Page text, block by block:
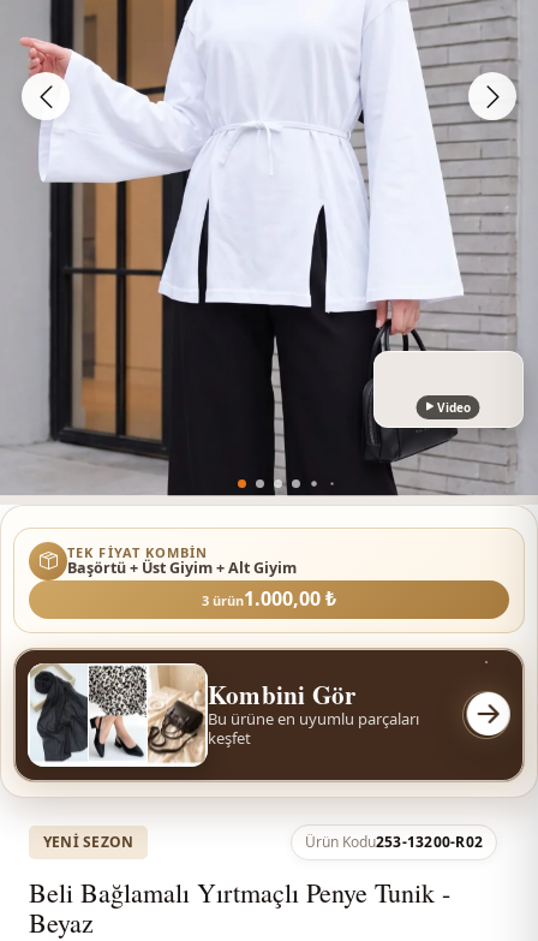
Video
TEK FIYAT KOMBIN
Başörtü + Üst Giyim + Alt Giyim
3 ürün1.000,00 ₺
Kombini Gör
Bu ürüne en uyumlu parçaları
keşfet
YENI SEZON Ürün Kodu253-13200-R02
Beli Bağlamalı Yırtmaçlı Penye Tunik -
Beyaz